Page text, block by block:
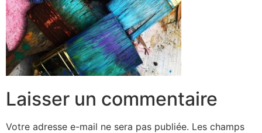
Laisser un commentaire
Votre adresse e-mail ne sera pas publiée. Les champs